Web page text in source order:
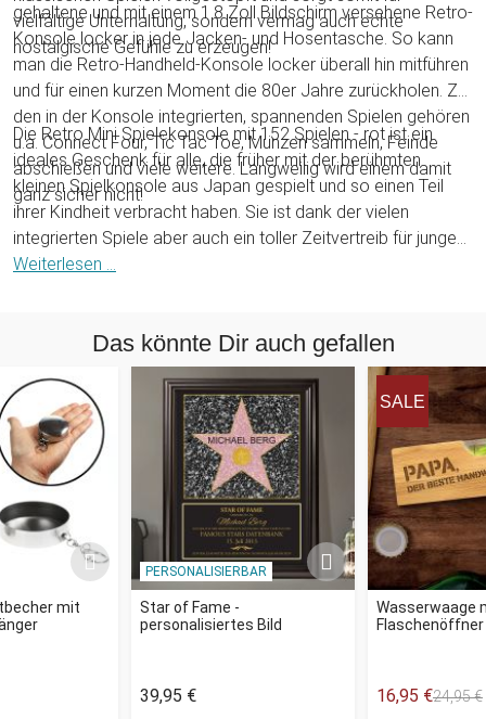
vielfältige Unterhaltung, sondern vermag auch echte
nostalgische Gefühle zu erzeugen!
gehaltene und mit einem 1.8 Zoll Bildschirm versehene Retro-
Konsole locker in jede Jacken- und Hosentasche. So kann
man die Retro-Handheld-Konsole locker überall hin mitführen
und für einen kurzen Moment die 80er Jahre zurückholen. Zu
den in der Konsole integrierten, spannenden Spielen gehören
u.a. Connect Four, Tic Tac Toe, Münzen sammeln, Feinde
abschießen und viele weitere. Langweilig wird einem damit
ganz sicher nicht!
Die Retro Mini Spielekonsole mit 152 Spielen - rot ist ein
ideales Geschenk für alle, die früher mit der berühmten
kleinen Spielkonsole aus Japan gespielt und so einen Teil
ihrer Kindheit verbracht haben. Sie ist dank der vielen
integrierten Spiele aber auch ein toller Zeitvertreib für junge
Zocker, die gerne einmal erleben möchten, wie die Gaming-
Weiterlesen ...
Das könnte Dir auch gefallen
mit
PERSONALISIERBAR
Star of Fame -
personalisiertes Bild
39,95 €
SALE
Wasserwaage
16,95 €24,95 €